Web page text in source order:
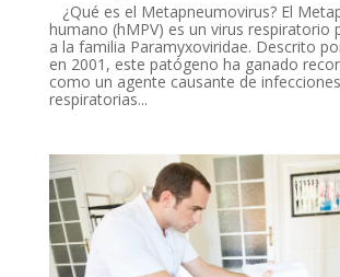
¿Qué es el Metapneumovirus? El
humano (hMPV) es un virus respiratorio
a la familia Paramyxoviridae. Descrito
en 2001, este patógeno ha ganado
como un agente causante de infecciones
respiratorias...